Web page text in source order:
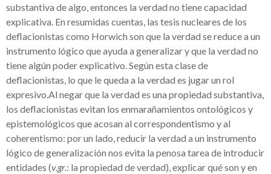
substantiva de algo, entonces la verdad no tiene capacidad
explicativa. En resumidas cuentas, las tesis nucleares de los
deflacionistas como Horwich son que la verdad se reduce a un
instrumento lógico que ayuda a generalizar y que la verdad no
tiene algún poder explicativo. Según esta clase de
deflacionistas, lo que le queda a la verdad es jugar un rol
expresivo.Al negar que la verdad es una propiedad substantiva,
los deflacionistas evitan los enmarañamientos ontológicos y
epistemológicos que acosan al correspondentismo y al
coherentismo: por un lado, reducir la verdad a un instrumento
lógico de generalización nos evita la penosa tarea de introducir
entidades (v.gr.: la propiedad de verdad), explicar qué son y en